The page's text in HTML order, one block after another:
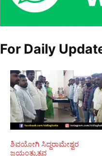
For Daily
ಶಿವಯೋಗಿ ಸಿದ್ದರಾಮೇಶ್ವರ
ಜಯಂತ್ಯುತ್ಸವ